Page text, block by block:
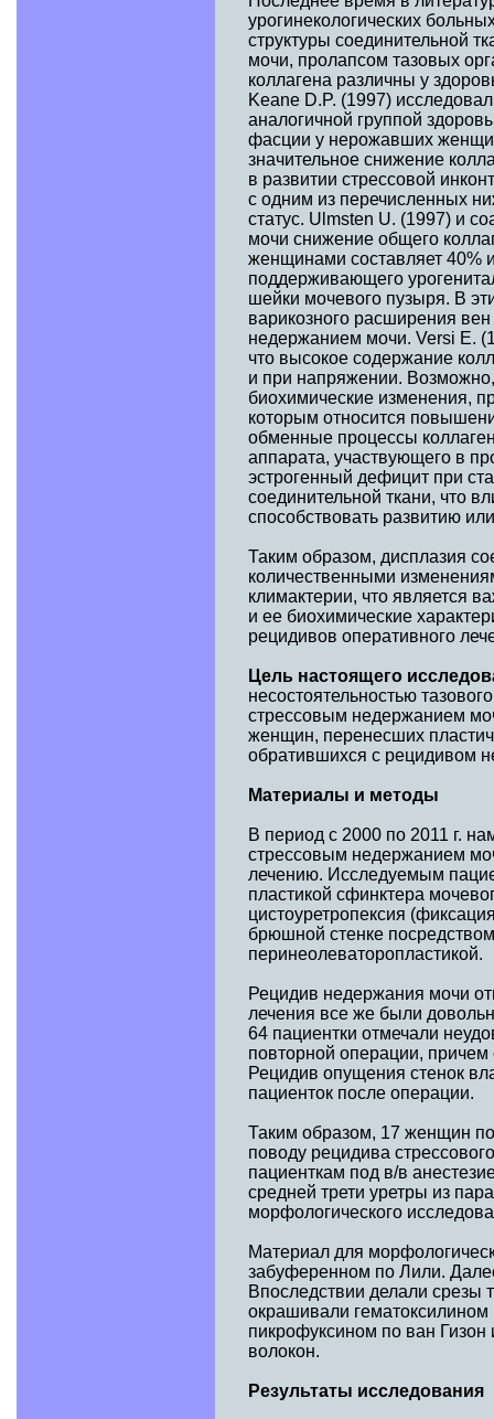
урогинекологических
структуры соединительной
мочи, пролапсом тазовых
коллагена различны у
Keane D.P. (1997)
аналогичной группой
фасции у нерожавших
значительное снижение
в развитии стрессовой
с одним из перечисленных
статус. Ulmsten U. (1997) и
мочи снижение общего
женщинами составляет 40%
поддерживающего
шейки мочевого пузыря. В
варикозного расширения
недержанием мочи. Versi Е.
что высокое содержание
и при напряжении.
биохимические изменения,
которым относится
обменные процессы
аппарата, участвующего в
эстрогенный дефицит при
соединительной ткани, что
способствовать развитию
Таким образом, дисплазия
количественными
климактерии, что является
и ее биохимические
рецидивов оперативного
Цель настоящего
несостоятельностью
стрессовым недержанием
женщин, перенесших
обратившихся с рецидивом
Материалы и методы
В период с 2000 по 2011 г.
стрессовым недержанием
лечению. Исследуемым
пластикой сфинктера
цистоуретропексия
брюшной стенке
перинеолеваторопластикой.
Рецидив недержания мочи
лечения все же были
64 пациентки отмечали
повторной операции,
Рецидив опущения стенок
пациенток после операции.
Таким образом, 17 женщин
поводу рецидива
пациенткам под в/в
средней трети уретры из
морфологического
Материал для
забуференном по Лили.
Впоследствии делали срезы
окрашивали
пикрофуксином по ван
волокон.
Результаты исследования